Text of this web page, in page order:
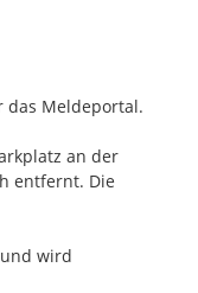
das Meldeportal.
an der
entfernt. Die
wird